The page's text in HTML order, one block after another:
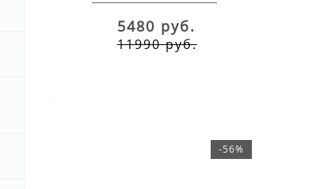
5480 руб.
11990 руб.
-56%